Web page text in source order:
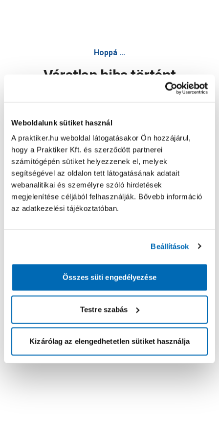
Weboldalunk sütiket használ
A praktiker.hu weboldal látogatásakor Ön hozzájárul,
hogy a Praktiker Kft. és szerződött partnerei
számítógépén sütiket helyezzenek el, melyek
segítségével az oldalon tett látogatásának adatait
webanalitikai és személyre szóló hirdetések
megjelenítése céljából felhasználják. Bővebb információ
az adatkezelési tájékoztatóban.
Beállítások
Összes süti engedélyezése
Testre szabás
Kizárólag az elengedhetetlen sütiket használja
Hoppá ...
Váratlan hiba történt
Oldal újratöltése